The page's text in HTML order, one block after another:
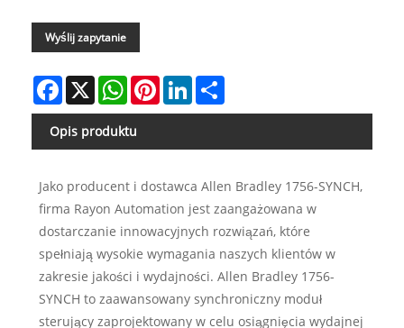
Wyślij zapytanie
Facebook
X WhatsAppPinterestLinkedIn
Opis produktu
Jako producent i dostawca Allen Bradley 1756-SYNCH,
firma Rayon Automation jest zaangażowana w
dostarczanie innowacyjnych rozwiązań, które
spełniają wysokie wymagania naszych klientów w
zakresie jakości i wydajności. Allen Bradley 1756-
SYNCH to zaawansowany synchroniczny moduł
sterujący zaprojektowany w celu osiągnięcia wydajnej